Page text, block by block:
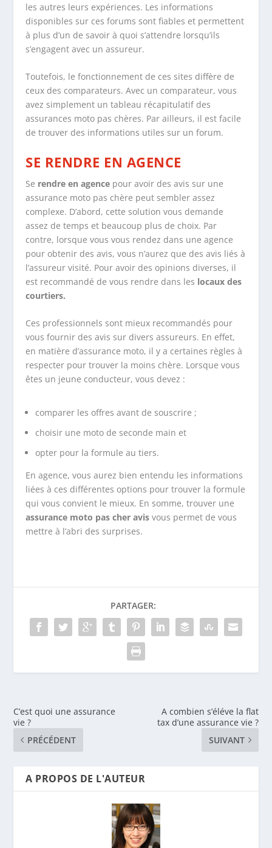
les autres leurs expériences. Les informations
disponibles sur ces forums sont fiables et permettent
à plus d’un de savoir à quoi s’attendre lorsqu’ils
s’engagent avec un assureur.
Toutefois, le fonctionnement de ces sites diffère de
ceux des comparateurs. Avec un comparateur, vous
avez simplement un tableau récapitulatif des
assurances moto pas chères. Par ailleurs, il est facile
de trouver des informations utiles sur un forum.
SE RENDRE EN AGENCE
Se rendre en agence pour avoir des avis sur une
assurance moto pas chère peut sembler assez
complexe. D’abord, cette solution vous demande
assez de temps et beaucoup plus de choix. Par
contre, lorsque vous vous rendez dans une agence
pour obtenir des avis, vous n’aurez que des avis liés à
l’assureur visité. Pour avoir des opinions diverses, il
est recommandé de vous rendre dans les locaux des
courtiers.
Ces professionnels sont mieux recommandés pour
vous fournir des avis sur divers assureurs. En effet,
en matière d’assurance moto, il y a certaines règles à
respecter pour trouver la moins chère. Lorsque vous
êtes un jeune conducteur, vous devez :
comparer les offres avant de souscrire ;
choisir une moto de seconde main et
opter pour la formule au tiers.
En agence, vous aurez bien entendu les informations
liées à ces différentes options pour trouver la formule
qui vous convient le mieux. En somme, trouver une
assurance moto pas cher avis vous permet de vous
mettre à l’abri des surprises.
PARTAGER:
C’est quoi une assurance
vie ?
PRÉCÉDENT
A combien s’éléve la flat
tax d’une assurance vie ?
SUIVANT
A PROPOS DE L'AUTEUR